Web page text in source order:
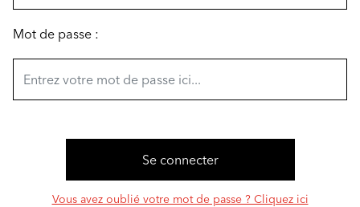
Mot de passe :
Vous avez oublié votre mot de passe ? Cliquez ici